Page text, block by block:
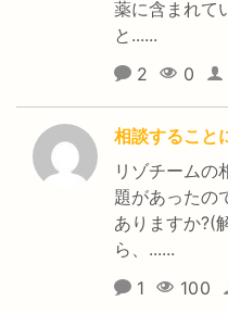
薬に含まれて
と......
2
0
相談すること
リゾチームの
題があったの
ありますか?(
ら、......
1
100